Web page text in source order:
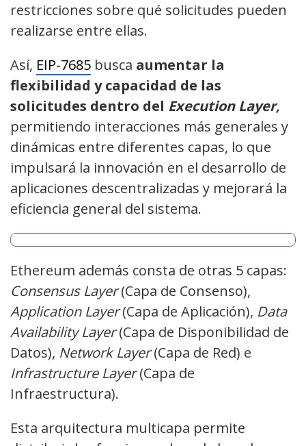
restricciones sobre qué solicitudes pueden
realizarse entre ellas.
Así, EIP-7685 busca aumentar la
flexibilidad y capacidad de las
solicitudes dentro del Execution Layer,
permitiendo interacciones más generales y
dinámicas entre diferentes capas, lo que
impulsará la innovación en el desarrollo de
aplicaciones descentralizadas y mejorará la
eficiencia general del sistema.
Ethereum además consta de otras 5 capas:
Consensus Layer(Capa de Consenso),
Application Layer(Capa de Aplicación), Data
Availability Layer(Capa de Disponibilidad de
Datos), Network Layer(Capa de Red) e
Infrastructure Layer(Capa de
Infraestructura).
Esta arquitectura multicapa permite